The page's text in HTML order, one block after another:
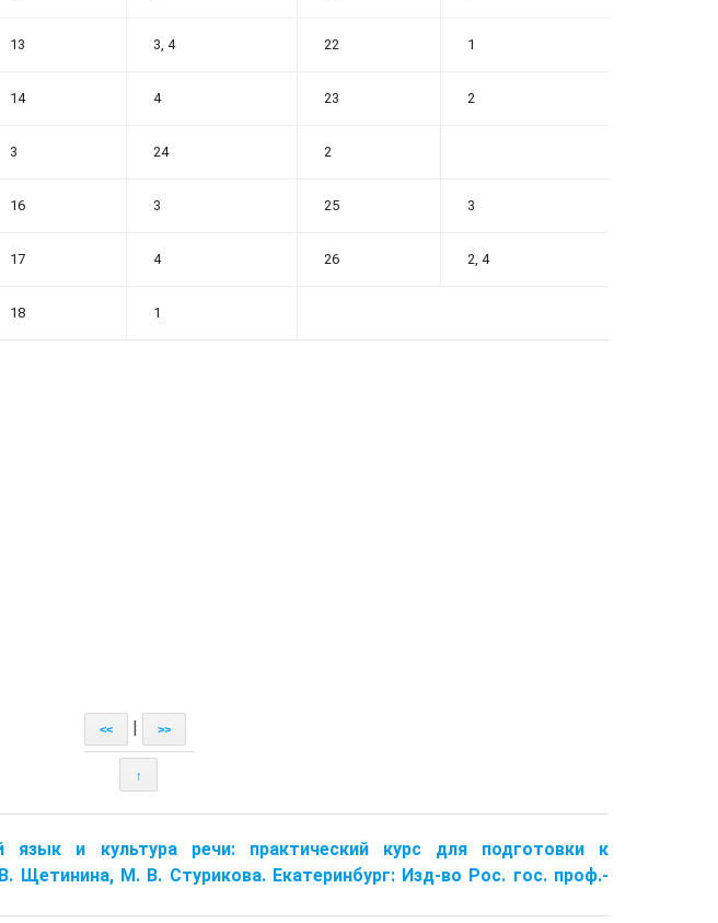
13 3, 4 22 1
14 4 23 2
3 24 2
16 3 25 3
17 4 26 2, 4
18 1
<< >>
↑
и культура речи: практический курс для подготовки к
Щетинина, М. В. Стурикова. Екатеринбург: Изд-во Рос. гос. проф.-